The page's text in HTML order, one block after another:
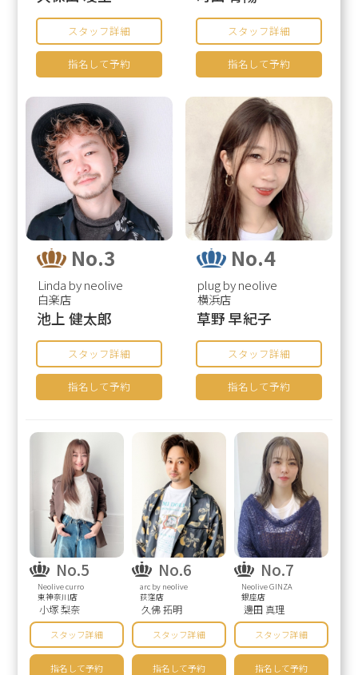
スタッフ詳細
指名して予約
スタッフ詳細
指名して予約
No.3
Linda by neolive
白楽店
池上 健太郎
スタッフ詳細
指名して予約
No.4
plug by neolive
横浜店
草野 早紀子
スタッフ詳細
指名して予約
No.5
Neolive curro
東神奈川店
小塚 梨奈
スタッフ詳細
指名して予約
No.6
arc by neolive
荻窪店
久佛 拓明
スタッフ詳細
指名して予約
No.7
Neolive GINZA
銀座店
邊田 真理
スタッフ詳細
指名して予約